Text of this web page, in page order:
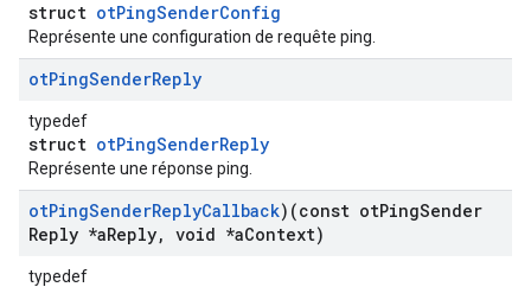
struct otPingSenderConfig
Représente une configuration de requête ping.
otPingSenderReply
typedef
struct otPingSenderReply
Représente une réponse ping.
otPingSenderReplyCallback)(const otPingSender
Reply *aReply, void *aContext)
typedef